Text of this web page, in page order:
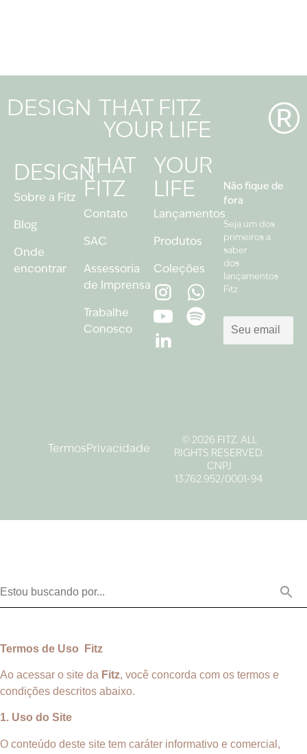
DESIGN THAT FITZ
YOUR LIFE ®
DESIGN
Sobre a Fitz
Blog
Onde
encontrar
THAT
FITZ
Contato
SAC
Assessoria
de Imprensa
Trabalhe
Conosco
YOUR
LIFE
Lançamentos
Produtos
Coleções
Não fique de
fora
Seja um dos
primeiros a
saber
dos
lançamentos
Fitz
TermosPrivacidade
© 2026 FITZ. ALL
RIGHTS RESERVED.
CNPJ
13.762.952/0001-94
Termos de Uso Fitz
Ao acessar o site da Fitz, você concorda com os termos e
condições descritos abaixo.
1. Uso do Site
O conteúdo deste site tem caráter informativo e comercial,